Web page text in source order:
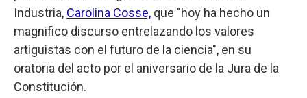
Industria, Carolina Cosse, que "hoy ha hecho un
magnifico discurso entrelazando los valores
artiguistas con el futuro de la ciencia", en su
oratoria del acto por el aniversario de la Jura de la
Constitución.